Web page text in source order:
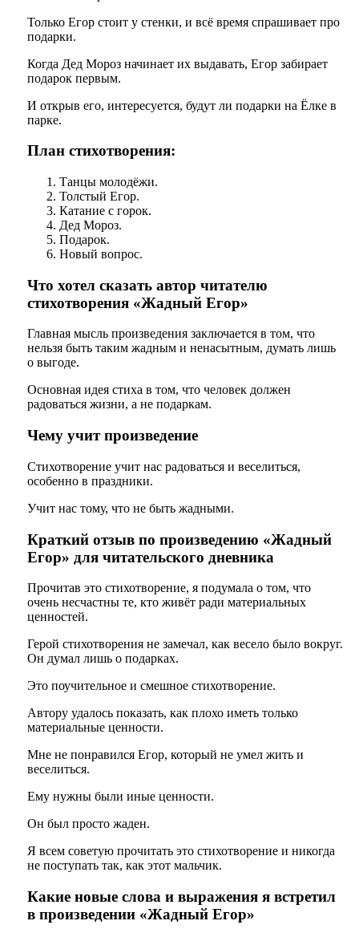
Только Егор стоит у стенки, и всё время спрашивает про
подарки.
Когда Дед Мороз начинает их выдавать, Егор забирает
подарок первым.
И открыв его, интересуется, будут ли подарки на Ёлке в
парке.
План стихотворения:
Танцы молодёжи.
Толстый Егор.
Катание с горок.
Дед Мороз.
Подарок.
Новый вопрос.
Что хотел сказать автор читателю
стихотворения «Жадный Егор»
Главная мысль произведения заключается в том, что
нельзя быть таким жадным и ненасытным, думать лишь
о выгоде.
Основная идея стиха в том, что человек должен
радоваться жизни, а не подаркам.
Чему учит произведение
Стихотворение учит нас радоваться и веселиться,
особенно в праздники.
Учит нас тому, что не быть жадными.
Краткий отзыв по произведению «Жадный
Егор» для читательского дневника
Прочитав это стихотворение, я подумала о том, что
очень несчастны те, кто живёт ради материальных
ценностей.
Герой стихотворения не замечал, как весело было вокруг.
Он думал лишь о подарках.
Это поучительное и смешное стихотворение.
Автору удалось показать, как плохо иметь только
материальные ценности.
Мне не понравился Егор, который не умел жить и
веселиться.
Ему нужны были иные ценности.
Он был просто жаден.
Я всем советую прочитать это стихотворение и никогда
не поступать так, как этот мальчик.
Какие новые слова и выражения я встретил
в произведении «Жадный Егор»